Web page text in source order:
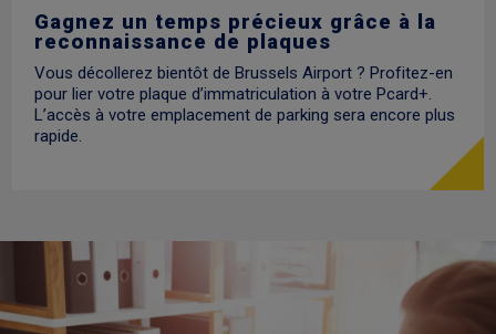
Gagnez un temps précieux grâce à la
reconnaissance de plaques
Vous décollerez bientôt de Brussels Airport ? Profitez-en
pour lier votre plaque d’immatriculation à votre Pcard+.
L’accès à votre emplacement de parking sera encore plus
rapide.